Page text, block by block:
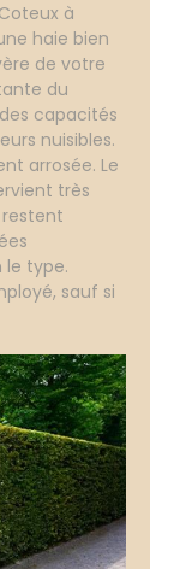
à
haie bien
de votre
du
capacités
nuisibles.
arrosée. Le
très
le type.
sauf si